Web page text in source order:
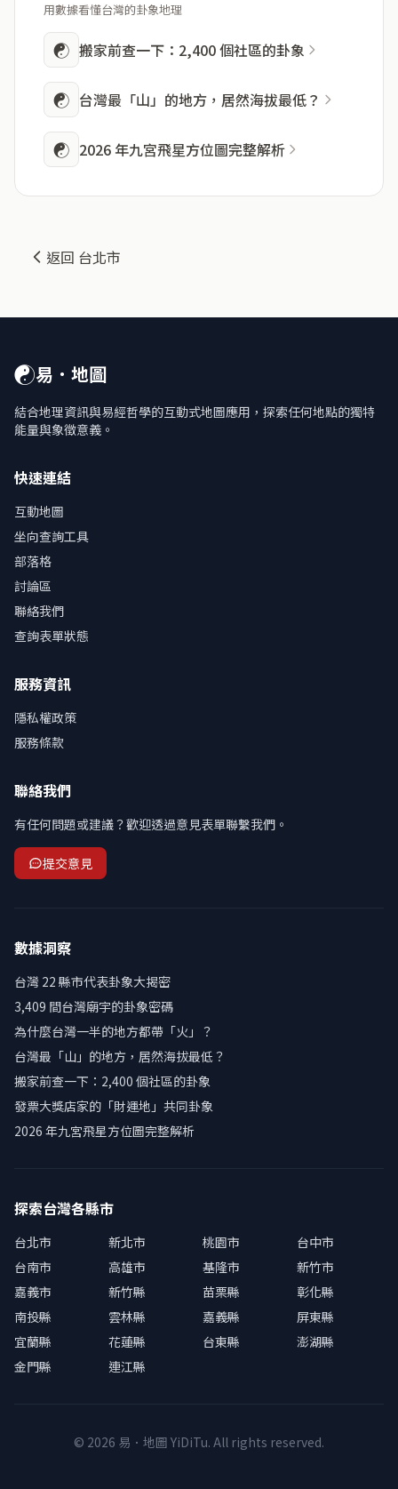
用數據看懂台灣的卦象地理
☯ 搬家前查一下：2,400 個社區的卦象
☯ 台灣最「山」的地方，居然海拔最低？
☯ 2026 年九宮飛星方位圖完整解析
返回 台北市
☯易．地圖
結合地理資訊與易經哲學的互動式地圖應用，探索任何地點的獨特
能量與象徵意義。
快速連結
互動地圖
坐向查詢工具
部落格
討論區
聯絡我們
查詢表單狀態
服務資訊
隱私權政策
服務條款
聯絡我們
有任何問題或建議？歡迎透過意見表單聯繫我們。
提交意見
數據洞察
台灣 22 縣市代表卦象大揭密
3,409 間台灣廟宇的卦象密碼
為什麼台灣一半的地方都帶「火」？
台灣最「山」的地方，居然海拔最低？
搬家前查一下：2,400 個社區的卦象
發票大獎店家的「財運地」共同卦象
2026 年九宮飛星方位圖完整解析
探索台灣各縣市
台北市 新北市 桃園市
台中市
台南市
高雄市 基隆市
新竹市
嘉義市
新竹縣 苗栗縣
彰化縣
南投縣
雲林縣 嘉義縣
屏東縣
宜蘭縣
花蓮縣 台東縣
澎湖縣
金門縣
連江縣
© 2026 易．地圖 YiDiTu. All rights reserved.